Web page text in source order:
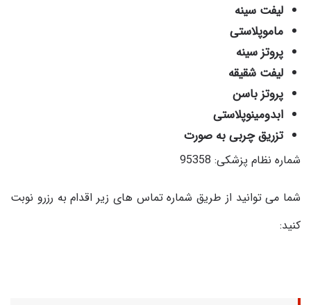
لیفت سینه
ماموپلاستی
پروتز سینه
لیفت شقیقه
پروتز باسن
ابدومینوپلاستی
تزریق چربی به صورت
شماره نظام پزشکی: 95358
شما می توانید از طریق شماره تماس های زیر اقدام به رزرو نوبت
کنید: